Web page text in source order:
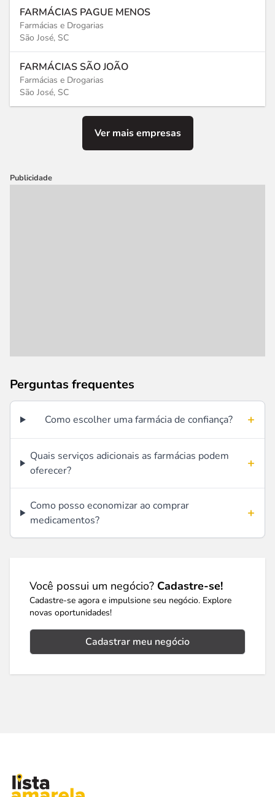
FARMÁCIAS PAGUE MENOS
Farmácias e Drogarias
São José, SC
FARMÁCIAS SÃO JOÃO
Farmácias e Drogarias
São José, SC
Ver mais empresas
Publicidade
Perguntas frequentes
Como escolher uma farmácia de confiança? +
Quais serviços adicionais as farmácias podem
oferecer?
+
Como posso economizar ao comprar
medicamentos?
+
Você possui um negócio? Cadastre-se!
Cadastre-se agora e impulsione seu negócio. Explore
novas oportunidades!
Cadastrar meu negócio